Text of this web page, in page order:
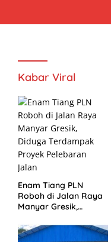
Kabar Viral
Enam Tiang PLN
Roboh di Jalan Raya
Manyar Gresik,
Proyek Pelebaran
Jalan